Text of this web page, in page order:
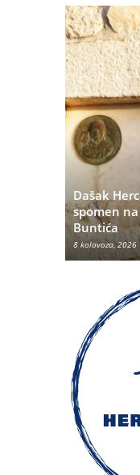
Dašak
spomen
Buntića
8 kolovoza, 2026